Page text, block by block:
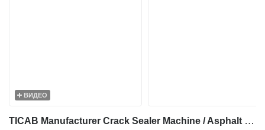
ВИДЕО
TICAB Manufacturer Crack Sealer Machine / Asphalt Crack Filler